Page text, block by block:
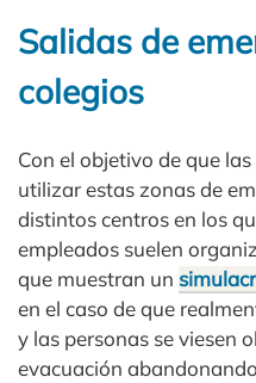
Salidas de
colegios
Con el objetivo de que
utilizar estas zonas de
distintos centros en los
empleados suelen
que muestran un
en el caso de que
y las personas se viesen
evacuación